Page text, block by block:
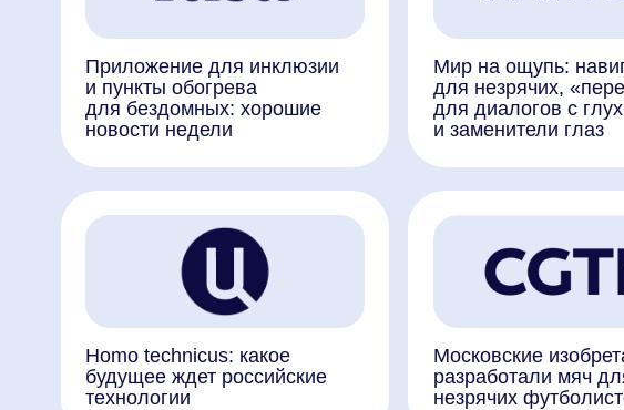
Московские изобретатели
разработали мяч для
незрячих футболистов
Homo technicus: какое
технологии